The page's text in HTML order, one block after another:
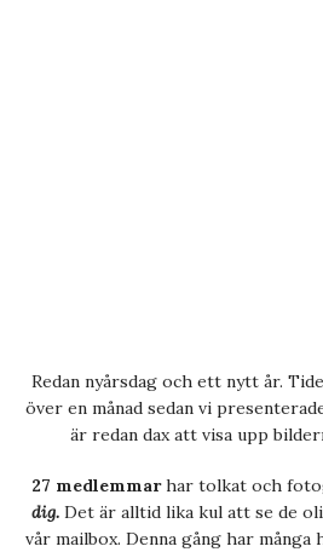
Redan nyårsdag och ett nytt år.
över en månad sedan vi
är redan dax att visa upp
27 medlemmarhar tolkat och
dig. Det är alltid lika kul att se de
vår mailbox. Denna gång har många